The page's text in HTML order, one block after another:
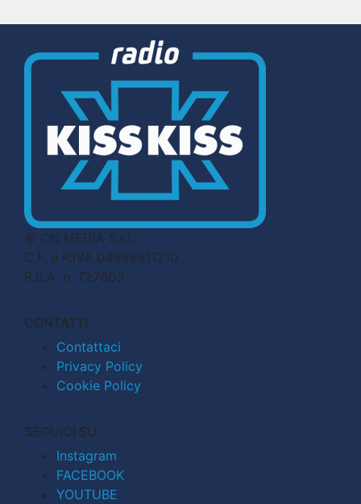
© CN MEDIA S.r.l.
C.F. e P.IVA 04998911210
R.E.A. n. 727803
CONTATTI
Contattaci
Privacy Policy
Cookie Policy
SEGUICI SU
Instagram
FACEBOOK
YOUTUBE